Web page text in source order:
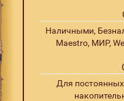
Наличными,
Maestro, МИР,
Для постоянных